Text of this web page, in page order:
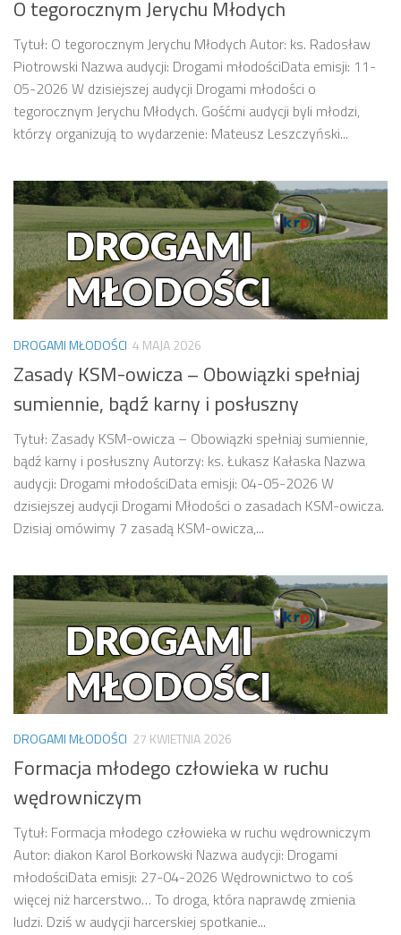
O tegorocznym Jerychu Młodych
Tytuł: O tegorocznym Jerychu Młodych Autor: ks. Radosław
Piotrowski Nazwa audycji: Drogami młodościData emisji: 11-
05-2026 W dzisiejszej audycji Drogami młodości o
tegorocznym Jerychu Młodych. Gośćmi audycji byli młodzi,
którzy organizują to wydarzenie: Mateusz Leszczyński...
DROGAMI MŁODOŚCI 4 MAJA 2026
Zasady KSM-owicza – Obowiązki spełniaj
sumiennie, bądź karny i posłuszny
Tytuł: Zasady KSM-owicza – Obowiązki spełniaj sumiennie,
bądź karny i posłuszny Autorzy: ks. Łukasz Kałaska Nazwa
audycji: Drogami młodościData emisji: 04-05-2026 W
dzisiejszej audycji Drogami Młodości o zasadach KSM-owicza.
Dzisiaj omówimy 7 zasadą KSM-owicza,...
DROGAMI MŁODOŚCI 27 KWIETNIA 2026
Formacja młodego człowieka w ruchu
wędrowniczym
Tytuł: Formacja młodego człowieka w ruchu wędrowniczym
Autor: diakon Karol Borkowski Nazwa audycji: Drogami
młodościData emisji: 27-04-2026 Wędrownictwo to coś
więcej niż harcerstwo… To droga, która naprawdę zmienia
ludzi. Dziś w audycji harcerskiej spotkanie...